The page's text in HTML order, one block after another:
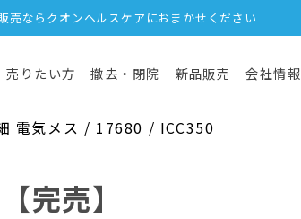
売ならクオンヘルスケアにおまかせください
売りたい方 撤去・閉院 新品販売 会社情報
電気メス / 17680 / ICC350
【完売】